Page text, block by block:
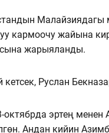
Малайзиядагы
кармоочу жайына
жарыяланды.
кетсек, Руслан
октябрда эртең
Андан кийин